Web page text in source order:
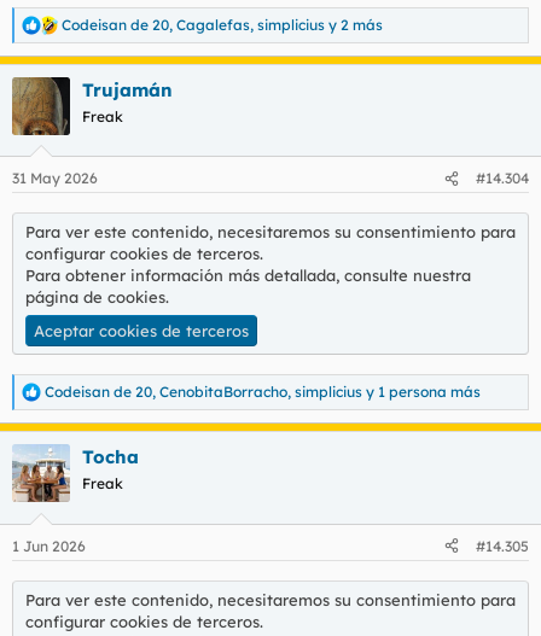
R
e
a
c
c
i
e
Codeisan de 20, Cagalefas, simplicius y 2 más
Trujamán
Freak
31 May 2026 #14.304
Para ver este contenido, necesitaremos su consentimiento para
configurar cookies de terceros.
Para obtener información más detallada, consulte nuestra
página de cookies.
Aceptar cookies de terceros
R
e
a
c
c
i
e
Codeisan de 20, CenobitaBorracho, simplicius y 1 persona más
Tocha
Freak
1 Jun 2026 #14.305
Para ver este contenido, necesitaremos su consentimiento para
configurar cookies de terceros.